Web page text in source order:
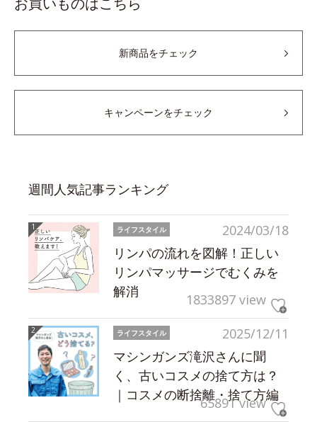
新商品をチェック
キャンペーンをチェック
週間人気記事ランキング
2024/03/18
ライフスタイル
リンパの流れを図解！正しい
リンパマッサージでむくみを
解消
1833897 view
2025/12/11
ライフスタイル
マシンガンズ滝沢さんに聞
く、古いコスメの捨て方は？
｜コスメの断捨離・捨て方編
65891 view